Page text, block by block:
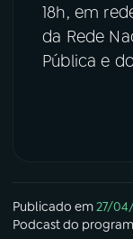
18h, em
da Rede
Pública e
Publicado em27/
Podcastdo